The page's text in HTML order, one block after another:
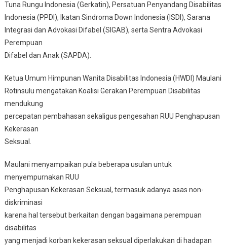
Tuna Rungu Indonesia (Gerkatin), Persatuan Penyandang Disabilitas
Indonesia (PPDI), Ikatan Sindroma Down Indonesia (ISDI), Sarana
Integrasi dan Advokasi Difabel (SIGAB), serta Sentra Advokasi
Perempuan
Difabel dan Anak (SAPDA).
Ketua Umum Himpunan Wanita Disabilitas Indonesia (HWDI) Maulani
Rotinsulu mengatakan Koalisi Gerakan Perempuan Disabilitas
mendukung
percepatan pembahasan sekaligus pengesahan RUU Penghapusan
Kekerasan
Seksual.
Maulani menyampaikan pula beberapa usulan untuk
menyempurnakan RUU
Penghapusan Kekerasan Seksual, termasuk adanya asas non-
diskriminasi
karena hal tersebut berkaitan dengan bagaimana perempuan
disabilitas
yang menjadi korban kekerasan seksual diperlakukan di hadapan